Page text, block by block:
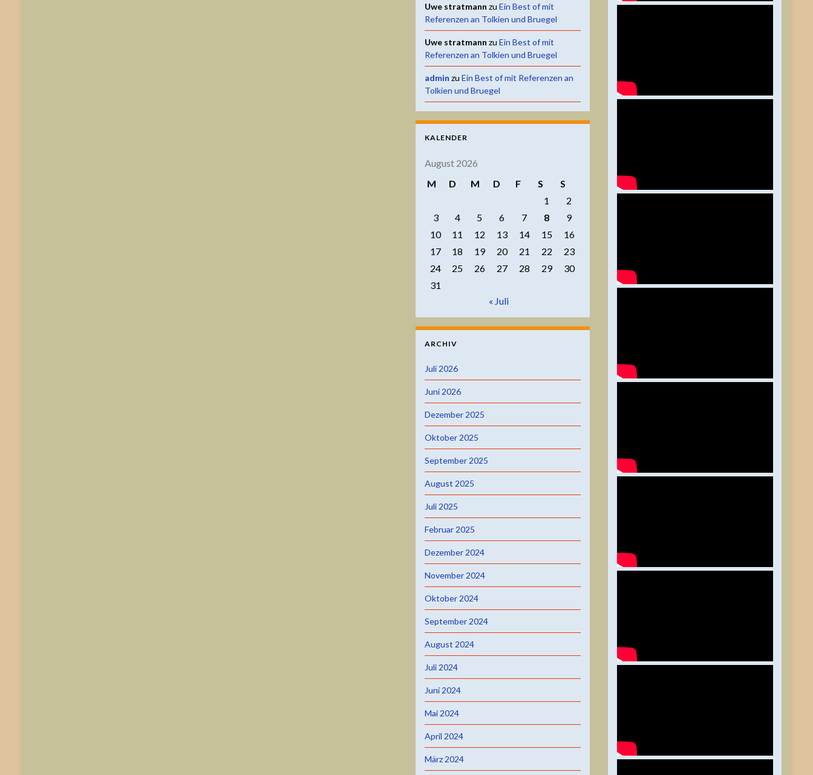
Uwe stratmann zu Ein Best of mit
Referenzen an Tolkien und Bruegel
Uwe stratmann zu Ein Best of mit
Referenzen an Tolkien und Bruegel
admin zu Ein Best of mit Referenzen an
Tolkien und Bruegel
KALENDER
August 2026
M
D M D F S
S
1
2
3
4 5 6 7 8
9
10
11 12 13 14 15
16
17
18 19 20 21 22
23
24
25 26 27 28 29
30
31
« Juli
ARCHIV
Juli 2026
Juni 2026
Dezember 2025
Oktober 2025
September 2025
August 2025
Juli 2025
Februar 2025
Dezember 2024
November 2024
Oktober 2024
September 2024
August 2024
Juli 2024
Juni 2024
Mai 2024
April 2024
März 2024